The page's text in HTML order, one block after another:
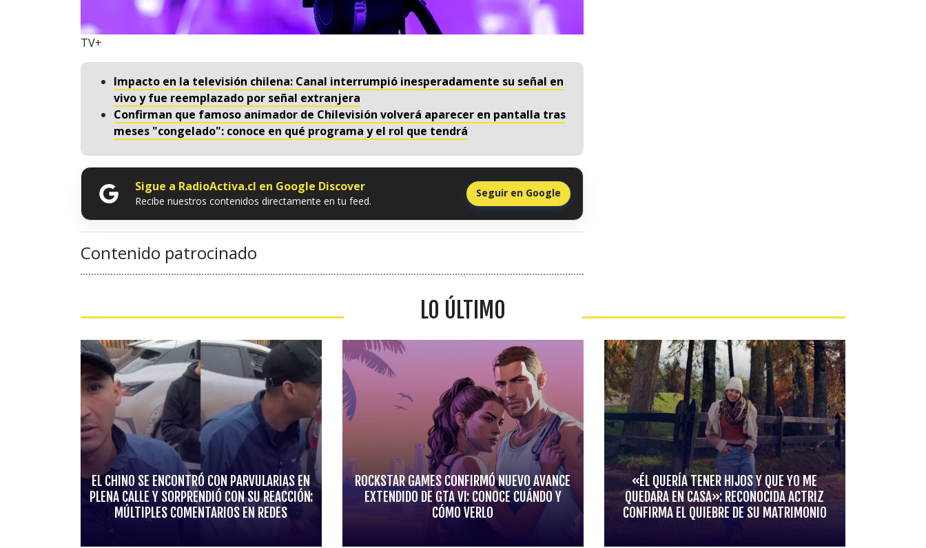
TV+
Impacto en la televisión chilena: Canal interrumpió inesperadamente su señal en
vivo y fue reemplazado por señal extranjera
Confirman que famoso animador de Chilevisión volverá aparecer en pantalla tras
meses "congelado": conoce en qué programa y el rol que tendrá
Sigue a RadioActiva.cl en Google Discover
Recibe nuestros contenidos directamente en tu feed.
Seguir en Google
Contenido patrocinado
LO ÚLTIMO
EL CHINO SE ENCONTRÓ CON PARVULARIAS EN
PLENA CALLE Y SORPRENDIÓ CON SU REACCIÓN:
MÚLTIPLES COMENTARIOS EN REDES
ROCKSTAR GAMES CONFIRMÓ NUEVO AVANCE
EXTENDIDO DE GTA VI: CONOCE CUÁNDO Y
CÓMO VERLO
«ÉL QUERÍA TENER HIJOS Y QUE YO ME
QUEDARA EN CASA»: RECONOCIDA ACTRIZ
CONFIRMA EL QUIEBRE DE SU MATRIMONIO